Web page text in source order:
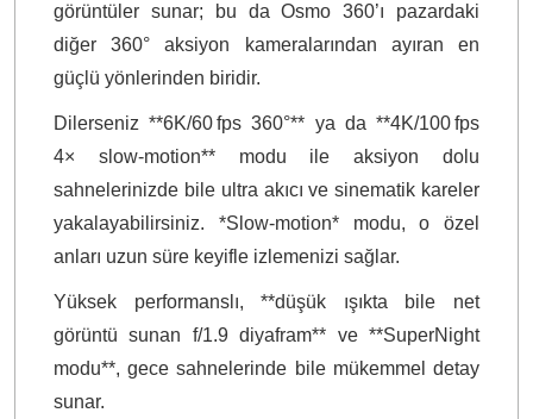
görüntüler sunar; bu da Osmo 360’ı pazardaki
diğer 360° aksiyon kameralarından ayıran en
güçlü yönlerinden biridir.
Dilerseniz **6K/60 fps 360°** ya da **4K/100 fps
4× slow-motion** modu ile aksiyon dolu
sahnelerinizde bile ultra akıcı ve sinematik kareler
yakalayabilirsiniz. *Slow-motion* modu, o özel
anları uzun süre keyifle izlemenizi sağlar.
Yüksek performanslı, **düşük ışıkta bile net
görüntü sunan f/1.9 diyafram** ve **SuperNight
modu**, gece sahnelerinde bile mükemmel detay
sunar.